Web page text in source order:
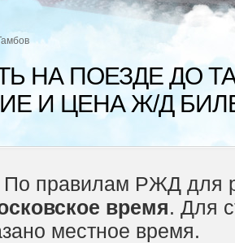
НА ПОЕЗДЕ ДО
И ЦЕНА Ж/Д
правилам РЖД для
время. Для
местное время.